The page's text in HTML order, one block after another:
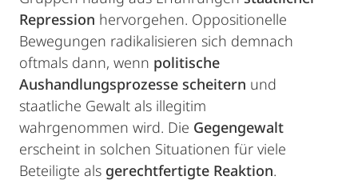
Repression hervorgehen. Oppositionelle
Bewegungen radikalisieren sich demnach
oftmals dann, wenn politische
Aushandlungsprozesse scheitern und
staatliche Gewalt als illegitim
wahrgenommen wird. Die Gegengewalt
erscheint in solchen Situationen für viele
Beteiligte als gerechtfertigte Reaktion.